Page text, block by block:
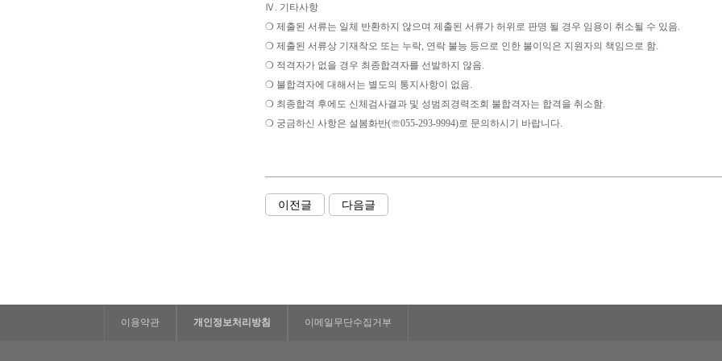
Ⅳ. 기타사항
❍ 제출된 서류는 일체 반환하지 않으며 제출된 서류가 허위로 판명 될 경우 임용이 취소될 수 있음.
❍ 제출된 서류상 기재착오 또는 누락, 연락 불능 등으로 인한 불이익은 지원자의 책임으로 함.
❍ 적격자가 없을 경우 최종합격자를 선발하지 않음.
❍ 불합격자에 대해서는 별도의 통지사항이 없음.
❍ 최종합격 후에도 신체검사결과 및 성범죄경력조회 불합격자는 합격을 취소함.
❍ 궁금하신 사항은 설봄화반(☏055-293-9994)로 문의하시기 바랍니다.
이전글 다음글
이용약관 개인정보처리방침 이메일무단수집거부